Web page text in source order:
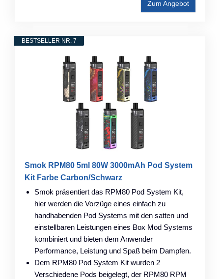
Zum Angebot
BESTSELLER NR. 7
Smok RPM80 5ml 80W 3000mAh Pod System
Kit Farbe Carbon/Schwarz
Smok präsentiert das RPM80 Pod System Kit,
hier werden die Vorzüge eines einfach zu
handhabenden Pod Systems mit den satten und
einstellbaren Leistungen eines Box Mod Systems
kombiniert und bieten dem Anwender
Performance, Leistung und Spaß beim Dampfen.
Dem RPM80 Pod System Kit wurden 2
Verschiedene Pods beigelegt, der RPM80 RPM